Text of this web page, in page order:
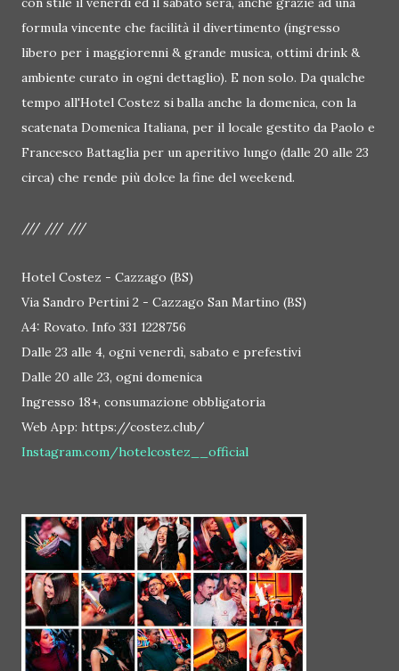
formula vincente che facilità il divertimento (ingresso
libero per i maggiorenni & grande musica, ottimi drink &
ambiente curato in ogni dettaglio). E non solo. Da qualche
tempo all'Hotel Costez si balla anche la domenica, con la
scatenata Domenica Italiana, per il locale gestito da Paolo e
Francesco Battaglia per un aperitivo lungo (dalle 20 alle 23
circa) che rende più dolce la fine del weekend.
/// /// ///
Hotel Costez - Cazzago (BS)
Via Sandro Pertini 2 - Cazzago San Martino (BS)
A4: Rovato. Info 331 1228756
Dalle 23 alle 4, ogni venerdì, sabato e prefestivi
Dalle 20 alle 23, ogni domenica
Ingresso 18+, consumazione obbligatoria
Web App: https://costez.club/
Instagram.com/hotelcostez__official